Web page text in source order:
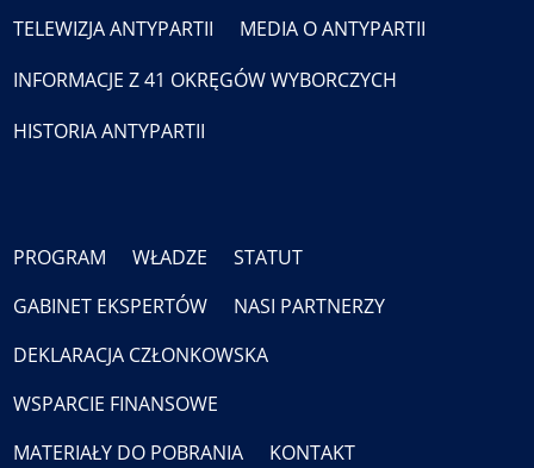
TELEWIZJA ANTYPARTII
MEDIA O ANTYPARTII
INFORMACJE Z 41 OKRĘGÓW WYBORCZYCH
HISTORIA ANTYPARTII
PROGRAM WŁADZE
STATUT
GABINET EKSPERTÓW
NASI PARTNERZY
DEKLARACJA CZŁONKOWSKA
WSPARCIE FINANSOWE
MATERIAŁY DO POBRANIA
KONTAKT